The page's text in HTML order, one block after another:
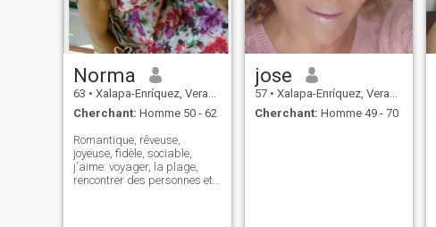
Norma
63 • Xalapa-Enríquez, Veracruz, Mexique
Cherchant: Homme 50 - 62
Romantique, rêveuse,
joyeuse, fidèle, sociable,
j'aime: voyager, la plage,
rencontrer des personnes et
jose
57 • Xalapa-Enríquez, Veracruz, Mexique
Cherchant: Homme 49 - 70